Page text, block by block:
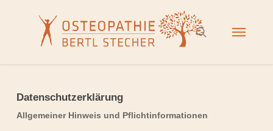
searchMenu
Datenschutzerklärung
Allgemeiner Hinweis und Pflichtinformationen